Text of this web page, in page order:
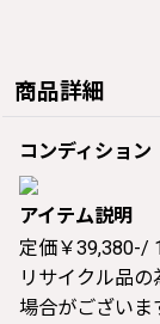
商品詳細
コンディション
アイテム説明
定価￥39,380-/
リサイクル品
場合がございま